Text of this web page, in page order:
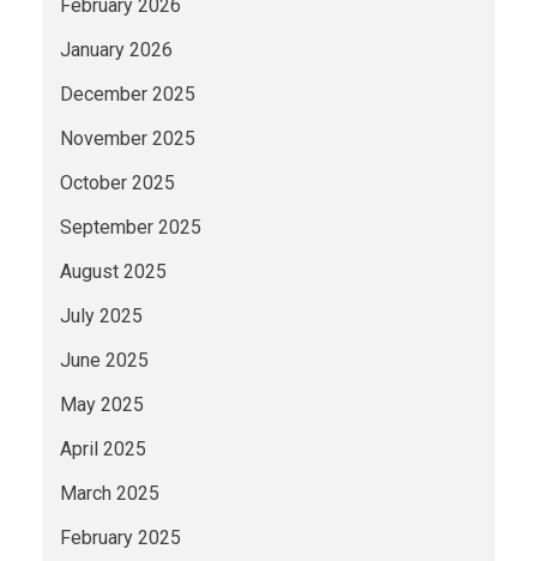
February 2026
January 2026
December 2025
November 2025
October 2025
September 2025
August 2025
July 2025
June 2025
May 2025
April 2025
March 2025
February 2025